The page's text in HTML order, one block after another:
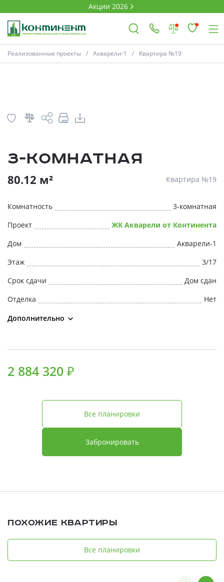
Акции 2026
Акции
Новости
Выбор недвижимости
Офис продаж
Работа
Реализованные проекты Акварели-1 Квартира №19
3-комнатная
80.12 м² Квартира №19
Комнатность
3-комнатная
Проект
ЖК Акварели от Континента
Дом
Акварели-1
Этаж
3/17
Срок сдачи
Дом сдан
Отделка
Нет
Дополнительно
2 884 320 ₽
Забронировать
Все планировки
План Комнатность
* Скидки предоставляются в
Похожие квартиры
Все планировки